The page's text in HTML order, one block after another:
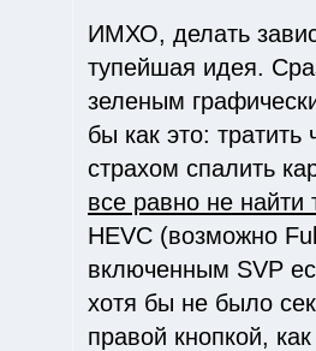
ИМХО, делать
тупейшая идея.
зеленым
бы как это:
страхом спалить
все равно не найти
HEVC (возможно
включенным SVP
хотя бы не было
правой кнопкой,